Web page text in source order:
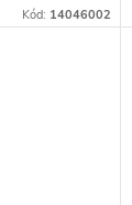
Kód: 14046002